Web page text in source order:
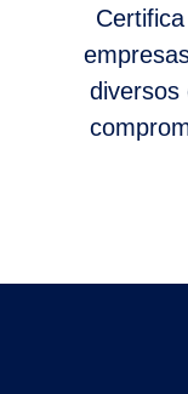
diversos